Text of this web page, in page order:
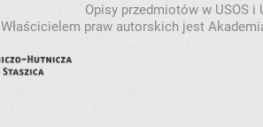
Opisy przedmiotów w USOS
Właścicielem praw autorskich jest